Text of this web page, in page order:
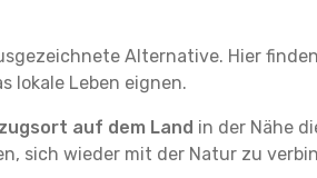
Alternative. Hier
lokale Leben eignen.
auf dem Land in der Nähe
sich wieder mit der Natur zu